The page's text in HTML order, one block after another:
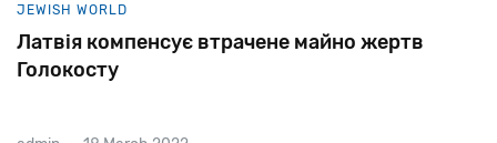
JEWISH WORLD
Латвія компенсує втрачене майно жертв
Голокосту